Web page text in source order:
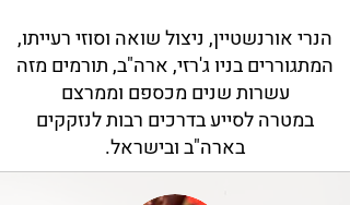
הנרי אורנשטיין, ניצול שואה וסוזי רעייתו,
המתגוררים בניו ג'רזי, ארה"ב, תורמים מזה
עשרות שנים מכספם וממרצם
במטרה לסייע בדרכים רבות לנזקקים
בארה"ב ובישראל.​